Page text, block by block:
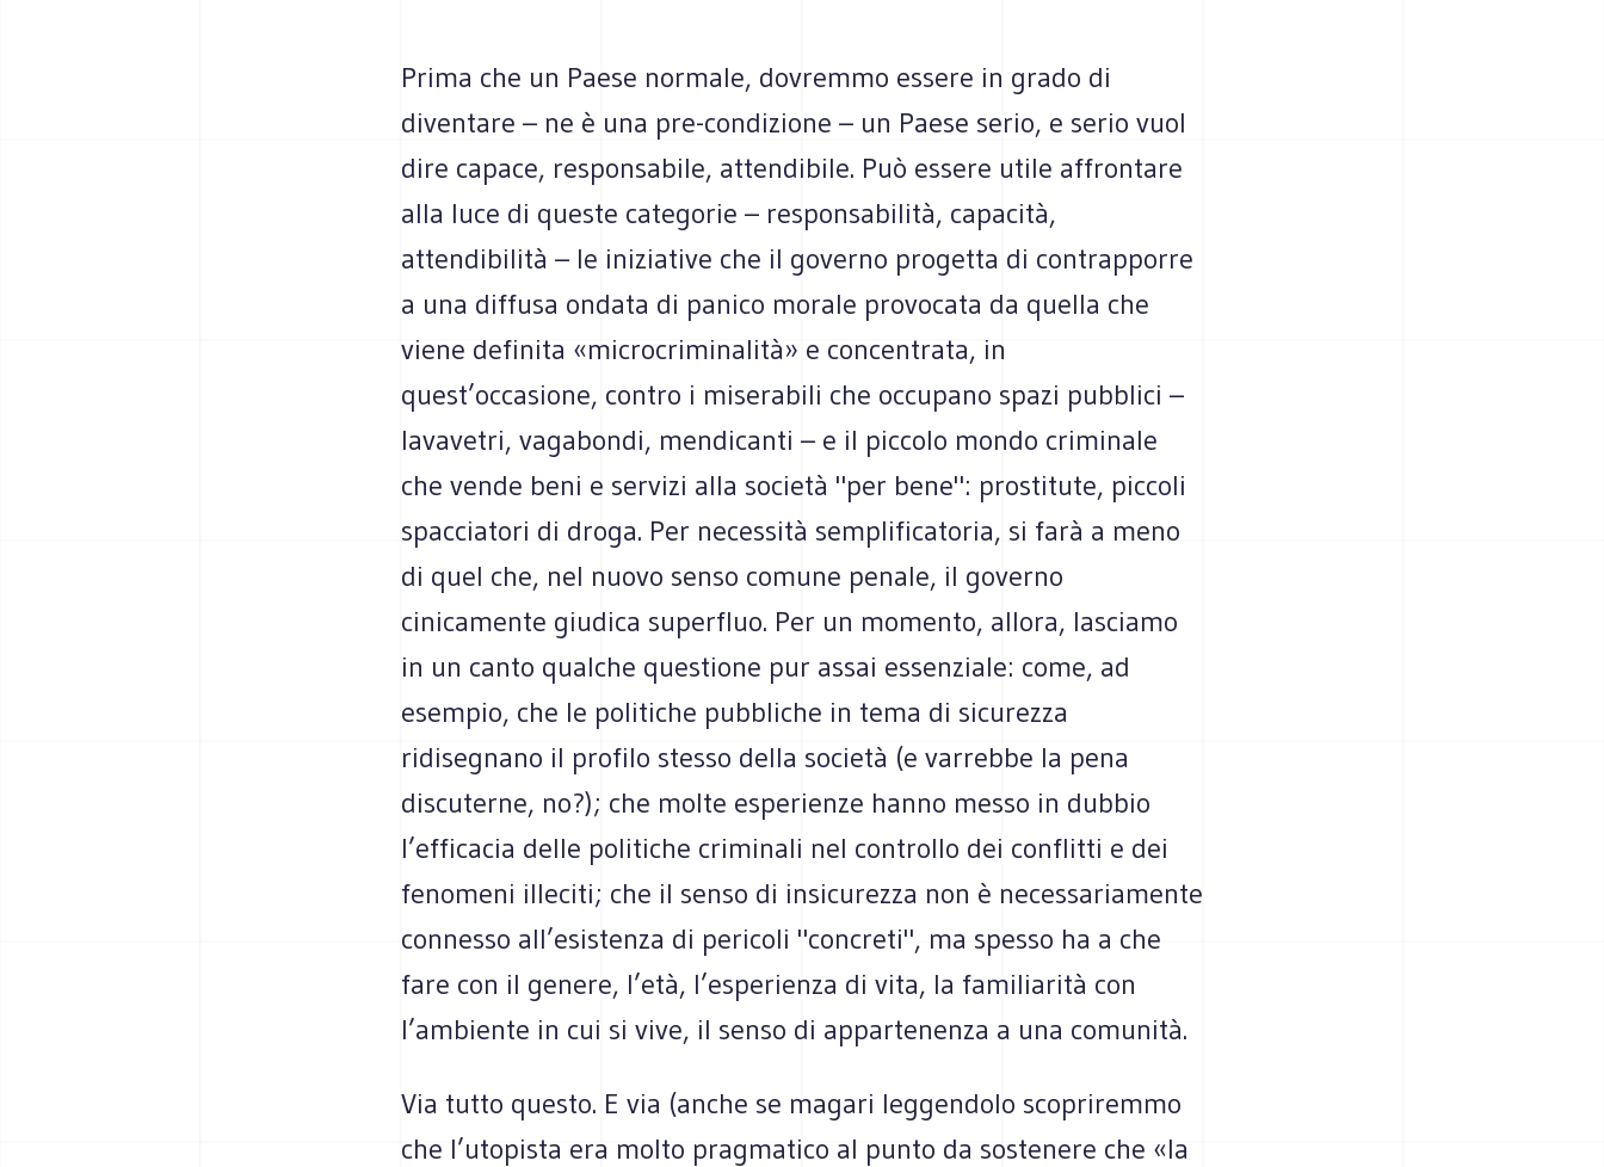
Prima che un Paese normale, dovremmo essere in grado di
diventare – ne è una pre-condizione – un Paese serio, e serio vuol
dire capace, responsabile, attendibile. Può essere utile affrontare
alla luce di queste categorie – responsabilità, capacità,
attendibilità – le iniziative che il governo progetta di contrapporre
a una diffusa ondata di panico morale provocata da quella che
viene definita «microcriminalità» e concentrata, in
quest’occasione, contro i miserabili che occupano spazi pubblici –
lavavetri, vagabondi, mendicanti – e il piccolo mondo criminale
che vende beni e servizi alla società "per bene": prostitute, piccoli
spacciatori di droga. Per necessità semplificatoria, si farà a meno
di quel che, nel nuovo senso comune penale, il governo
cinicamente giudica superfluo. Per un momento, allora, lasciamo
in un canto qualche questione pur assai essenziale: come, ad
esempio, che le politiche pubbliche in tema di sicurezza
ridisegnano il profilo stesso della società (e varrebbe la pena
discuterne, no?); che molte esperienze hanno messo in dubbio
l’efficacia delle politiche criminali nel controllo dei conflitti e dei
fenomeni illeciti; che il senso di insicurezza non è necessariamente
connesso all’esistenza di pericoli "concreti", ma spesso ha a che
fare con il genere, l’età, l’esperienza di vita, la familiarità con
l’ambiente in cui si vive, il senso di appartenenza a una comunità.
Via tutto questo. E via (anche se magari leggendolo scopriremmo
che l’utopista era molto pragmatico al punto da sostenere che «la